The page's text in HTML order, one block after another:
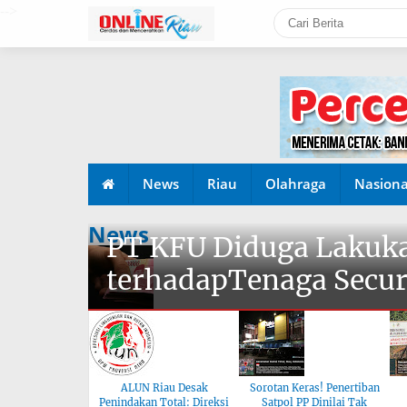
News Riau Olahraga
News
PT KFU Diduga
terhadapTenaga
ALUN Riau Desak
Penindakan Total: Direksi
Sorotan Keras! Penertiban
Satpol PP Dinilai Tak